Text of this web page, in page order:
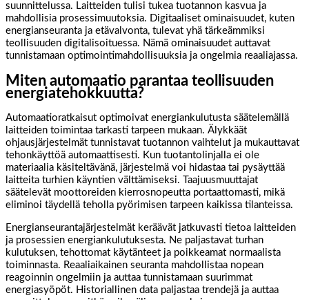
suunnittelussa. Laitteiden tulisi tukea tuotannon kasvua ja
mahdollisia prosessimuutoksia. Digitaaliset ominaisuudet, kuten
energianseuranta ja etävalvonta, tulevat yhä tärkeämmiksi
teollisuuden digitalisoituessa. Nämä ominaisuudet auttavat
tunnistamaan optimointimahdollisuuksia ja ongelmia reaaliajassa.
Miten automaatio parantaa teollisuuden
energiatehokkuutta?
Automaatioratkaisut optimoivat energiankulutusta säätelemällä
laitteiden toimintaa tarkasti tarpeen mukaan. Älykkäät
ohjausjärjestelmät tunnistavat tuotannon vaihtelut ja mukauttavat
tehonkäyttöä automaattisesti. Kun tuotantolinjalla ei ole
materiaalia käsiteltävänä, järjestelmä voi hidastaa tai pysäyttää
laitteita turhien käyntien välttämiseksi. Taajuusmuuttajat
säätelevät moottoreiden kierrosnopeutta portaattomasti, mikä
eliminoi täydellä teholla pyörimisen tarpeen kaikissa tilanteissa.
Energianseurantajärjestelmät keräävät jatkuvasti tietoa laitteiden
ja prosessien energiankulutuksesta. Ne paljastavat turhan
kulutuksen, tehottomat käytänteet ja poikkeamat normaalista
toiminnasta. Reaaliaikainen seuranta mahdollistaa nopean
reagoinnin ongelmiin ja auttaa tunnistamaan suurimmat
energiasyöpöt. Historiallinen data paljastaa trendejä ja auttaa